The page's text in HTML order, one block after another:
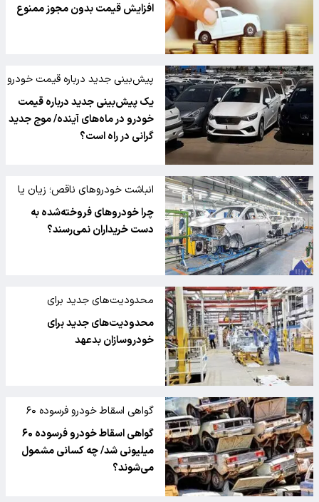
افزایش قیمت بدون مجوز ممنوع
پیش‌بینی جدید درباره قیمت خودرو
در ماه‌های آینده
یک پیش‌بینی جدید درباره قیمت
خودرو در ماه‌های آینده/ موج جدید
گرانی در راه است؟
انباشت خودروهای ناقص؛ زیان یا
استراتژی فروش؟
چرا خودروهای فروخته‌شده به
دست خریداران نمی‌رسند؟
محدودیت‌های جدید برای
خودروسازان
محدودیت‌های جدید برای
خودروسازان بدعهد
گواهی اسقاط خودرو فرسوده ۶۰
میلیونی شد
گواهی اسقاط خودرو فرسوده ۶۰
میلیونی شد/ چه کسانی مشمول
می‌شوند؟